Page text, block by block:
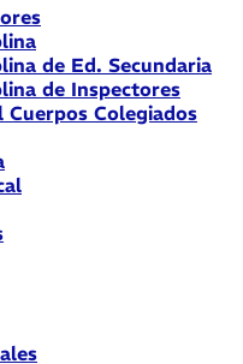
de Ed. Secundaria
de Inspectores
Colegiados